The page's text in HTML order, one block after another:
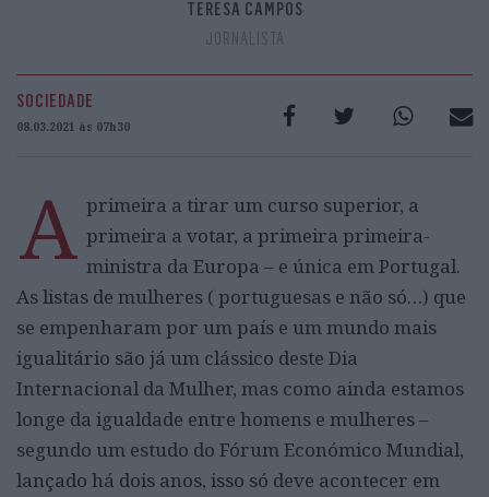
TERESA CAMPOS
JORNALISTA
SOCIEDADE
08.03.2021 às 07h30
A primeira a tirar um curso superior, a
primeira a votar, a primeira primeira-
ministra da Europa – e única em Portugal.
As listas de mulheres ( portuguesas e não só…) que
se empenharam por um país e um mundo mais
igualitário são já um clássico deste Dia
Internacional da Mulher, mas como ainda estamos
longe da igualdade entre homens e mulheres –
segundo um estudo do Fórum Económico Mundial,
lançado há dois anos, isso só deve acontecer em